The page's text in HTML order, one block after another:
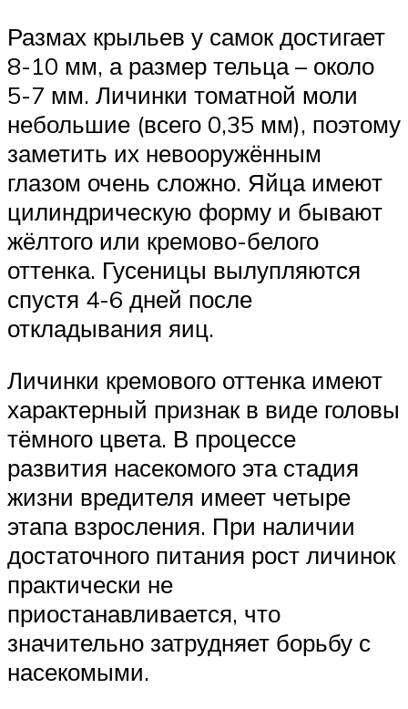
Размах крыльев у самок достигает
8-10 мм, а размер тельца – около
5-7 мм. Личинки томатной моли
небольшие (всего 0,35 мм), поэтому
заметить их невооружённым
глазом очень сложно. Яйца имеют
цилиндрическую форму и бывают
жёлтого или кремово-белого
оттенка. Гусеницы вылупляются
спустя 4-6 дней после
откладывания яиц.
Личинки кремового оттенка имеют
характерный признак в виде головы
тёмного цвета. В процессе
развития насекомого эта стадия
жизни вредителя имеет четыре
этапа взросления. При наличии
достаточного питания рост личинок
практически не
приостанавливается, что
значительно затрудняет борьбу с
насекомыми.